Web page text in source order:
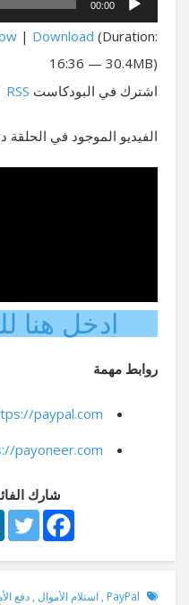
الصوت
00:00
| Download (Duration:
16:36 — 30.4MB)
اشترك في البودكاست Subscribe RSS
الفيديو الموجود في الحلقة
ادخل هنا
روابط مهمة
paypal.com
payoneer.com
شارك
PayPal
, استلام الأموال , دفع